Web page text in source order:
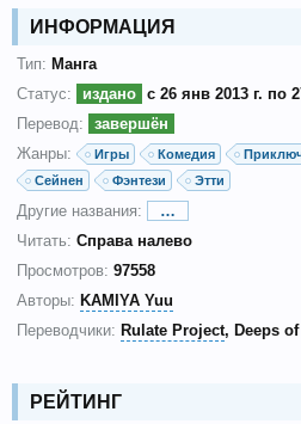
ИНФОРМАЦИЯ
Тип: Манга
Статус:
издано с 26 янв 2013 г. по
Перевод:
завершён
Жанры:
Игры Комедия
Сейнен
Фэнтези Этти
Другие названия:
…
Читать: Справа налево
Просмотров: 97558
Авторы: KAMIYA Yuu
Переводчики: Rulate Project Deeps
РЕЙТИНГ